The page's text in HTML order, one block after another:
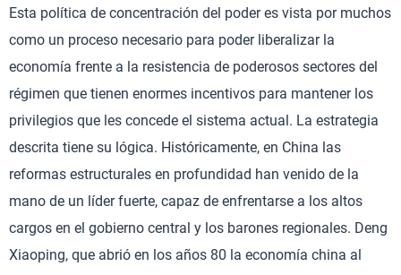
Esta política de concentración del poder es vista por muchos
como un proceso necesario para poder liberalizar la
economía frente a la resistencia de poderosos sectores del
régimen que tienen enormes incentivos para mantener los
privilegios que les concede el sistema actual. La estrategia
descrita tiene su lógica. Históricamente, en China las
reformas estructurales en profundidad han venido de la
mano de un líder fuerte, capaz de enfrentarse a los altos
cargos en el gobierno central y los barones regionales. Deng
Xiaoping, que abrió en los años 80 la economía china al